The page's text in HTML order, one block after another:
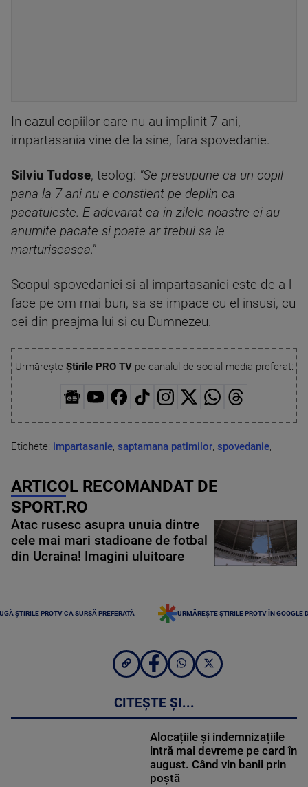
In cazul copiilor care nu au implinit 7 ani,
impartasania vine de la sine, fara spovedanie.
Silviu Tudose, teolog: "Se presupune ca un copil
pana la 7 ani nu e constient pe deplin ca
pacatuieste. E adevarat ca in zilele noastre ei au
anumite pacate si poate ar trebui sa le
marturiseasca."
Scopul spovedaniei si al impartasaniei este de a-l
face pe om mai bun, sa se impace cu el insusi, cu
cei din preajma lui si cu Dumnezeu.
Urmărește Știrile PRO TVpe canalul de social media preferat:
Etichete: impartasanie, saptamana patimilor, spovedanie,
ARTICOL RECOMANDAT DE
SPORT.RO
Atac rusesc asupra unuia dintre
cele mai mari stadioane de fotbal
din Ucraina! Imagini uluitoare
ȘTIRILE PROTV CA SURSĂ PREFERATĂ URMĂREȘTE ȘTIRILE PROTV ÎN GOOGLE
CITEȘTE ȘI...
Alocațiile și indemnizațiile
intră mai devreme pe card în
august. Când vin banii prin
poștă